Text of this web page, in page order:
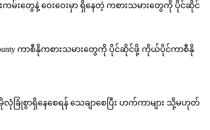
းတွေနဲ့ ဝေးဝေးမှာ ရှိနေတဲ့ ကစားသမားတွေကို ပိုင်ဆိုင်
ကာစီနိုကစားသမားတွေကို ပိုင်ဆိုင်ဖို့ ကိုယ်ပိုင်ကာစီနို
စွာရှိနေစေရန် သေချာစေပြီး ဟက်ကာများ သို့မဟုတ်